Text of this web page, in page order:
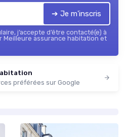
➔ Je m'inscris
j’accepte d’être contacté(e) à
Meilleure assurance habitation et
préférées sur Google